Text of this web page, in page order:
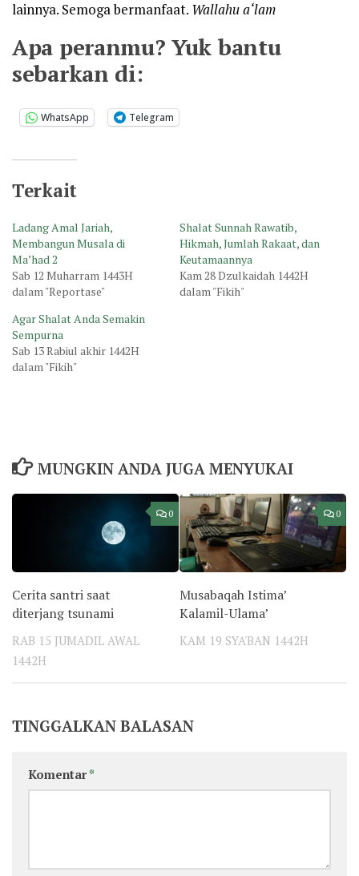
lainnya. Semoga bermanfaat. Wallahua‘lam
Apa peranmu? Yuk bantu
sebarkan di:
WhatsApp Telegram
Terkait
Ladang Amal Jariah,
Membangun Musala di
Ma’had 2
Sab 12 Muharram 1443H
dalam "Reportase"
Shalat Sunnah Rawatib,
Hikmah, Jumlah Rakaat, dan
Keutamaannya
Kam 28 Dzulkaidah 1442H
dalam "Fikih"
Agar Shalat Anda Semakin
Sempurna
Sab 13 Rabiul akhir 1442H
dalam "Fikih"
MUNGKIN ANDA JUGA MENYUKAI
0
Cerita santri saat
diterjang tsunami
RAB 15 JUMADIL AWAL
1442H
0
Musabaqah Istima’
Kalamil-Ulama’
KAM 19 SYA'BAN 1442H
TINGGALKAN BALASAN
Komentar*